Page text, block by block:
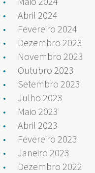
Abril 2024
Fevereiro 2024
Dezembro 2023
Novembro 2023
Outubro 2023
Setembro 2023
Julho 2023
Maio 2023
Abril 2023
Fevereiro 2023
Janeiro 2023
Dezembro 2022